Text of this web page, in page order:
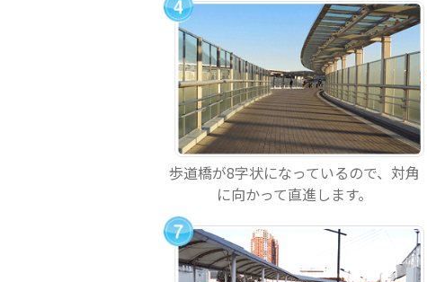
歩道橋が8字状になっているので、対角
に向かって直進します。